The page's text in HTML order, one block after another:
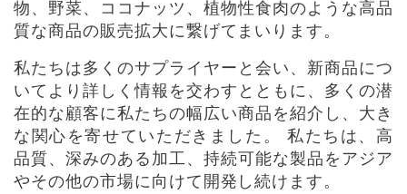
物、野菜、ココナッツ、植物性食肉のような高品
質な商品の販売拡大に繋げてまいります。
私たちは多くのサプライヤーと会い、新商品につ
いてより詳しく情報を交わすとともに、多くの潜
在的な顧客に私たちの幅広い商品を紹介し、大き
な関心を寄せていただきました。 私たちは、高
品質、深みのある加工、持続可能な製品をアジア
やその他の市場に向けて開発し続けます。